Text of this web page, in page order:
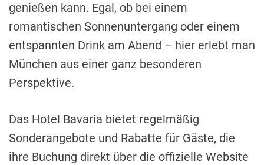
genießen kann. Egal, ob bei einem
romantischen Sonnenuntergang oder einem
entspannten Drink am Abend – hier erlebt man
München aus einer ganz besonderen
Perspektive.
Das Hotel Bavaria bietet regelmäßig
Sonderangebote und Rabatte für Gäste, die
ihre Buchung direkt über die offizielle Website